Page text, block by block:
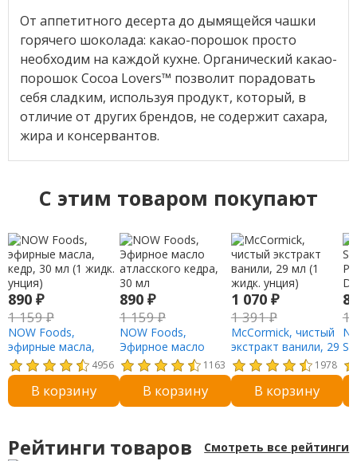
От аппетитного десерта до дымящейся чашки
горячего шоколада: какао-порошок просто
необходим на каждой кухне. Органический какао-
порошок Cocoa Lovers™ позволит порадовать
себя сладким, используя продукт, который, в
отличие от других брендов, не содержит сахара,
жира и консервантов.
C этим товаром покупают
890 ₽
1 159₽
NOW Foods,
эфирные масла,
кедр, 30 мл (1 жидк.
унция)
4956
В корзину
890 ₽
1 159₽
NOW Foods,
Эфирное масло
атласского кедра,
30 мл
1163
В корзину
1 070 ₽
1 391₽
McCormick, чистый
экстракт ванили, 29
мл (1 жидк. унция)
1978
В корзину
8
Рейтинги товаров Смотреть все рейтинги